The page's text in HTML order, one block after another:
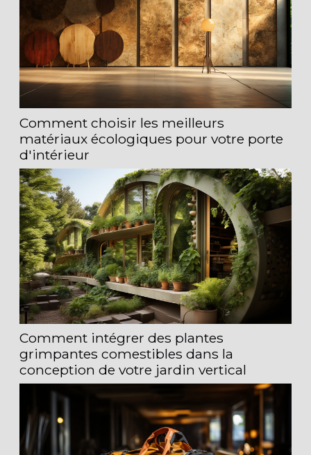
Comment choisir les meilleurs
matériaux écologiques pour votre porte
d'intérieur
Comment intégrer des plantes
grimpantes comestibles dans la
conception de votre jardin vertical